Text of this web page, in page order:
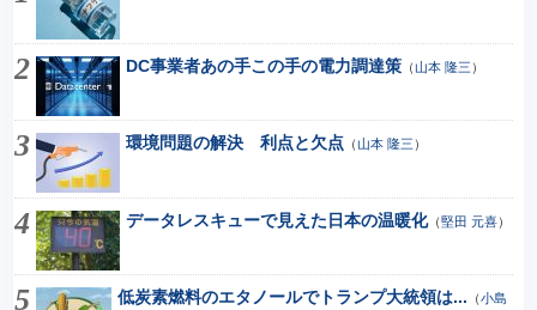
DC事業者あの手この手の電力調達策（山本 隆三 ）
環境問題の解決 利点と欠点 （山本 隆三 ）
データレスキューで見えた日本の温暖化（堅田 元喜）
低炭素燃料のエタノールでトランプ大統領は... （小島